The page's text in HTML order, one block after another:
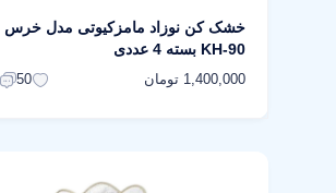
خشک کن نوزاد مامزکیوتی مدل خرس
KH-90 بسته 4 عددی
1,400,000 تومان 50